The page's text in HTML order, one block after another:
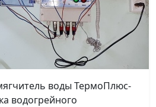
воды ТермоПлюс-
водогрейного